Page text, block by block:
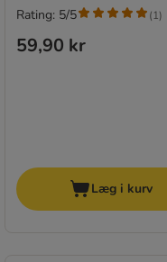
59,90 kr
Rating: 5/5 (1)
Læg i kurv